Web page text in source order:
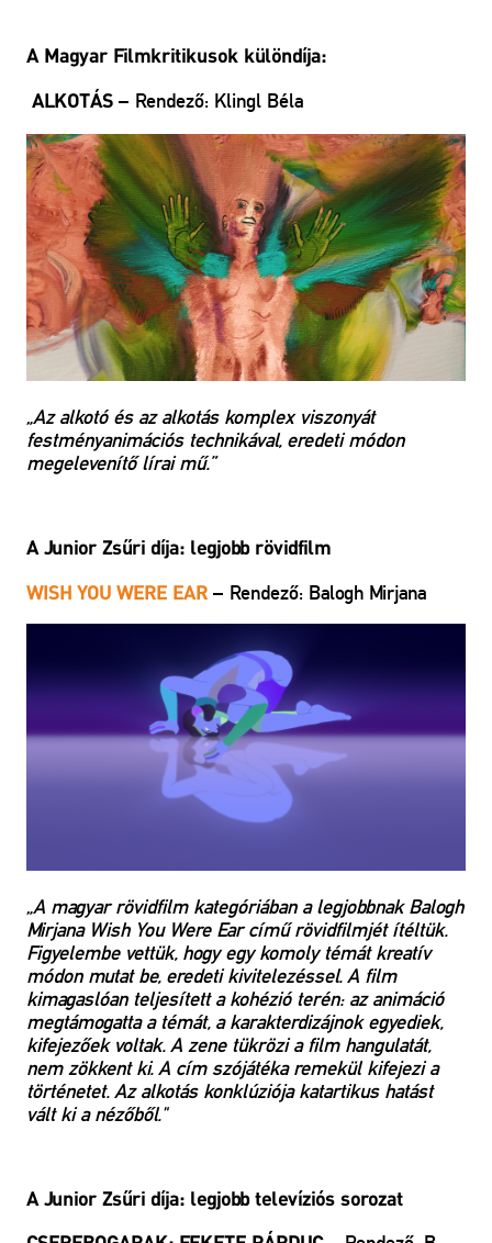
A Magyar Filmkritikusok különdíja:
ALKOTÁS – Rendező: Klingl Béla
„Az alkotó és az alkotás komplex viszonyát
festményanimációs technikával, eredeti módon
megelevenítő lírai mű.”
A Junior Zsűri díja: legjobb rövidfilm
WISH YOU WERE EAR – Rendező: Balogh Mirjana
„A magyar rövidfilm kategóriában a legjobbnak Balogh
Mirjana Wish You Were Ear című rövidfilmjét ítéltük.
Figyelembe vettük, hogy egy komoly témát kreatív
módon mutat be, eredeti kivitelezéssel. A film
kimagaslóan teljesített a kohézió terén: az animáció
megtámogatta a témát, a karakterdizájnok egyediek,
kifejezőek voltak. A zene tükrözi a film hangulatát,
nem zökkent ki. A cím szójátéka remekül kifejezi a
történetet. Az alkotás konklúziója katartikus hatást
vált ki a nézőből."
A Junior Zsűri díja: legjobb televíziós sorozat